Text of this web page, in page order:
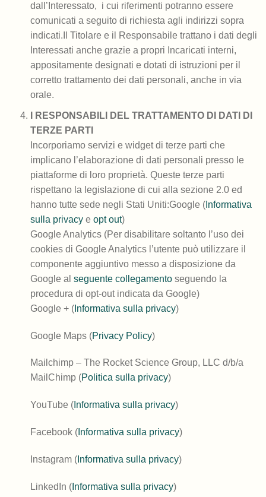
dall’Interessato, i cui riferimenti potranno essere
comunicati a seguito di richiesta agli indirizzi sopra
indicati.Il Titolare e il Responsabile trattano i dati degli
Interessati anche grazie a propri Incaricati interni,
appositamente designati e dotati di istruzioni per il
corretto trattamento dei dati personali, anche in via
orale.
I RESPONSABILI DEL TRATTAMENTO DI DATI DI
TERZE PARTI
Incorporiamo servizi e widget di terze parti che
implicano l’elaborazione di dati personali presso le
piattaforme di loro proprietà. Queste terze parti
rispettano la legislazione di cui alla sezione 2.0 ed
hanno tutte sede negli Stati Uniti:Google (Informativa
sulla privacye opt out)
Google Analytics (Per disabilitare soltanto l’uso dei
cookies di Google Analytics l’utente può utilizzare il
componente aggiuntivo messo a disposizione da
Google al seguente collegamentoseguendo la
procedura di opt-out indicata da Google)
Google + (Informativa sulla privacy)
Google Maps (Privacy Policy)
Mailchimp – The Rocket Science Group, LLC d/b/a
MailChimp (Politica sulla privacy)
YouTube (Informativa sulla privacy)
Facebook (Informativa sulla privacy)
Instagram (Informativa sulla privacy)
LinkedIn (Informativa sulla privacy)